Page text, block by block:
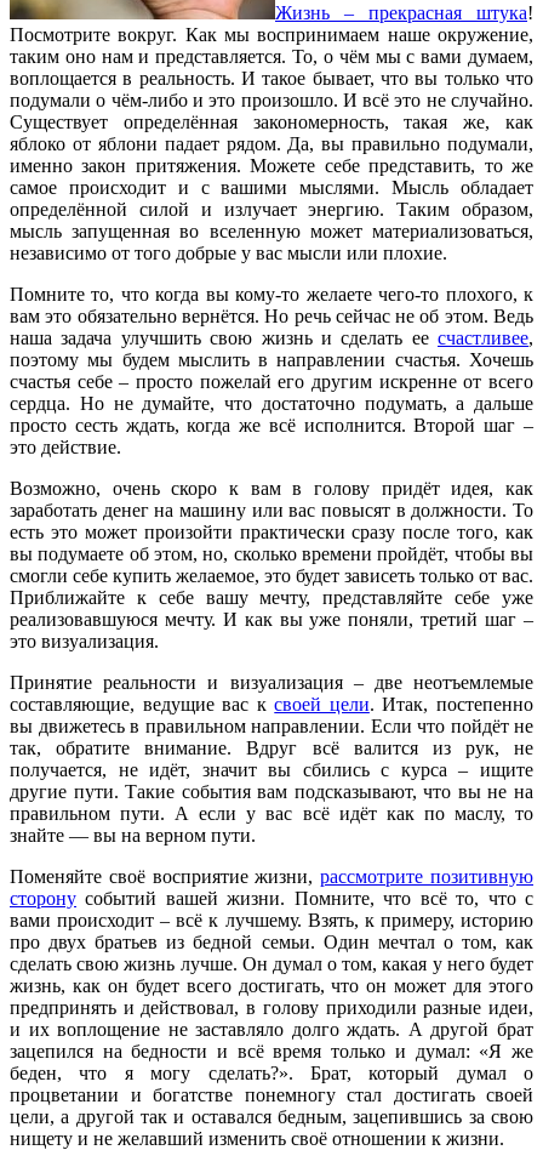
Жизнь – прекрасная штука!
Посмотрите вокруг. Как мы воспринимаем наше окружение,
таким оно нам и представляется. То, о чём мы с вами думаем,
воплощается в реальность. И такое бывает, что вы только что
подумали о чём-либо и это произошло. И всё это не случайно.
Существует определённая закономерность, такая же, как
яблоко от яблони падает рядом. Да, вы правильно подумали,
именно закон притяжения. Можете себе представить, то же
самое происходит и с вашими мыслями. Мысль обладает
определённой силой и излучает энергию. Таким образом,
мысль запущенная во вселенную может материализоваться,
независимо от того добрые у вас мысли или плохие.
Помните то, что когда вы кому-то желаете чего-то плохого, к
вам это обязательно вернётся. Но речь сейчас не об этом. Ведь
наша задача улучшить свою жизнь и сделать ее счастливее,
поэтому мы будем мыслить в направлении счастья. Хочешь
счастья себе – просто пожелай его другим искренне от всего
сердца. Но не думайте, что достаточно подумать, а дальше
просто сесть ждать, когда же всё исполнится. Второй шаг –
это действие.
Возможно, очень скоро к вам в голову придёт идея, как
заработать денег на машину или вас повысят в должности. То
есть это может произойти практически сразу после того, как
вы подумаете об этом, но, сколько времени пройдёт, чтобы вы
смогли себе купить желаемое, это будет зависеть только от вас.
Приближайте к себе вашу мечту, представляйте себе уже
реализовавшуюся мечту. И как вы уже поняли, третий шаг –
это визуализация.
Принятие реальности и визуализация – две неотъемлемые
составляющие, ведущие вас ксвоей цели. Итак, постепенно
вы движетесь в правильном направлении. Если что пойдёт не
так, обратите внимание. Вдруг всё валится из рук, не
получается, не идёт, значит вы сбились с курса – ищите
другие пути. Такие события вам подсказывают, что вы не на
правильном пути. А если у вас всё идёт как по маслу, то
знайте — вы на верном пути.
Поменяйте своё восприятие жизни,рассмотрите позитивную
сторону событий вашей жизни. Помните, что всё то, что с
вами происходит – всё к лучшему. Взять, к примеру, историю
про двух братьев из бедной семьи. Один мечтал о том, как
сделать свою жизнь лучше. Он думал о том, какая у него будет
жизнь, как он будет всего достигать, что он может для этого
предпринять и действовал, в голову приходили разные идеи,
и их воплощение не заставляло долго ждать. А другой брат
зацепился на бедности и всё время только и думал: «Я же
беден, что я могу сделать?». Брат, который думал о
процветании и богатстве понемногу стал достигать своей
цели, а другой так и оставался бедным, зацепившись за свою
нищету и не желавший изменить своё отношении к жизни.